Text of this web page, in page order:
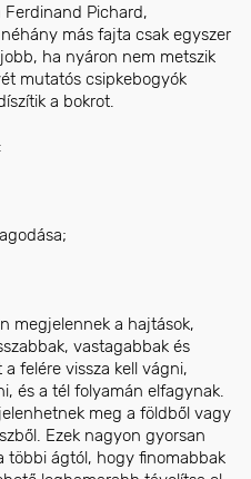
Ferdinand Pichard,
más fajta csak egyszer
ha nyáron nem metszik
mutatós csipkebogyók
a bokrot.
megjelennek a hajtások,
vastagabbak és
felére vissza kell vágni,
és a tél folyamán elfagynak.
meg a földből vagy
Ezek nagyon gyorsan
többi ágtól, hogy finomabbak